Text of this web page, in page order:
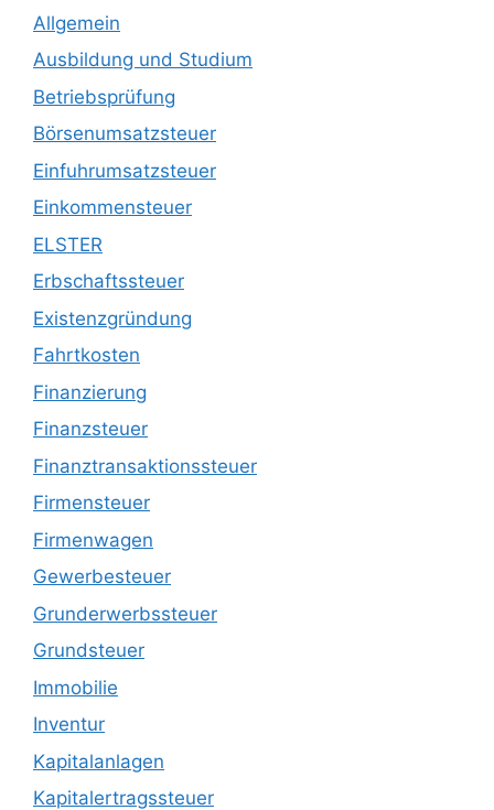
Allgemein
Ausbildung und Studium
Betriebsprüfung
Börsenumsatzsteuer
Einfuhrumsatzsteuer
Einkommensteuer
ELSTER
Erbschaftssteuer
Existenzgründung
Fahrtkosten
Finanzierung
Finanzsteuer
Finanztransaktionssteuer
Firmensteuer
Firmenwagen
Gewerbesteuer
Grunderwerbssteuer
Grundsteuer
Immobilie
Inventur
Kapitalanlagen
Kapitalertragssteuer